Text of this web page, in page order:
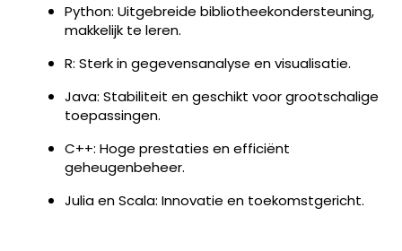
Python: Uitgebreide bibliotheekondersteuning,
makkelijk te leren.
R: Sterk in gegevensanalyse en visualisatie.
Java: Stabiliteit en geschikt voor grootschalige
toepassingen.
C++: Hoge prestaties en efficiënt
geheugenbeheer.
Julia en Scala: Innovatie en toekomstgericht.